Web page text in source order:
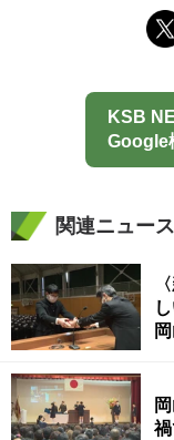
KSB
Google
関連ニュース